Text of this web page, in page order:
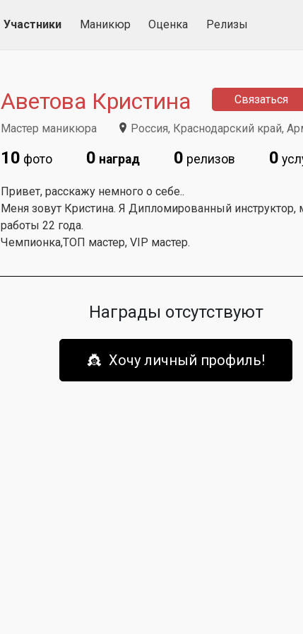
Участники Маникюр Оценка Релизы
Аветова Кристина Связаться
Мастер маникюра Россия, Краснодарский край,
10 фото 0 наград 0 релизов 0
Привет, расскажу немного о себе..
Меня зовут Кристина. Я Дипломированный
работы 22 года.
Чемпионка,ТОП мастер, VIP мастер.
Награды отсутствуют
👸 Хочу личный профиль!